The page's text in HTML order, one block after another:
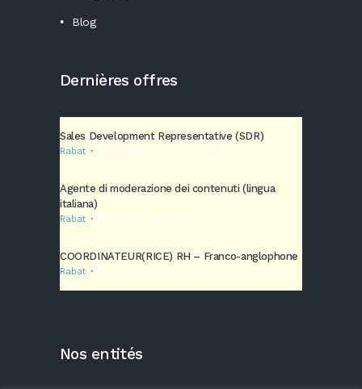
Blog
Dernières offres
Sales Development Representative (SDR)
Rabat Marketing Call Center (MCC)
Agente di moderazione dei contenuti (lingua
italiana)
Rabat Marketing Call Center (MCC)
COORDINATEUR(RICE) RH – Franco-anglophone
Rabat MCC
Nos entités